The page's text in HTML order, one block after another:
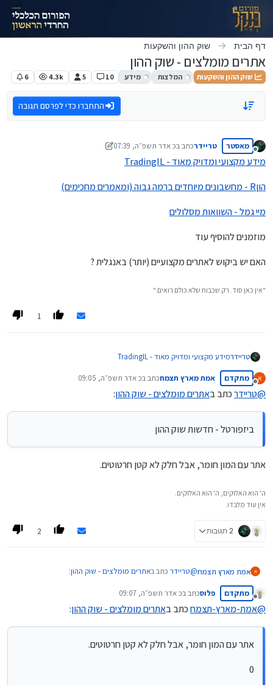
דילוג לתוכן
דף הבית שוק ההון והשקעות
אתרים מומלצים - שוק ההון
שוק ההון והשקעות המלצות מידע 10
5
4.3k
6
התחברו כדי לפרסם תגובה
מנותק
מאסטר טריידרכתב בכ אדר תשפ״ה, 07:39
נערך לאחרונה על ידי טריידר
TradingIL - מידע מקצועי ומדויק מאוד
הוןR - מחשבונים מיוחדים ברמה גבוה (ומאמרים מחכימים)
מיי גמל - השוואות מסלולים
מוזמנים להוסיף עוד
האם יש ביקוש לאתרים מקצועיים (יותר) באנגלית ?
"אין כאן סוד. רק שכבות שלא כולם רואים."
1
טריידרTradingIL - מידע מקצועי ומדויק מאוד
הוןR - מחשבונים מיוחדים ברמה גבוה (ומאמרים מחכימים)
מוזמנים להוסיף עוד
האם יש ביקוש לאתרים מקצועיים (יותר) באנגלית ?
א
מנותק
מתקדם אמת מארץ תצמחכתב בכ אדר תשפ״ה, 09:05
נערך לאחרונה על ידי
@טריידרכתב באתרים מומלצים - שוק ההון:
ביזפורטל - חדשות שוק ההון
אתר עם המון חומר, אבל חלק לא קטן חרטוטים.
ה' הוא האלוקים, ה' הוא האלוקים.
אין עוד מלבדו.
2 תגובות 2
א אמת מארץ תצמח@טריידר כתב באתרים מומלצים - שוק ההון:
ביזפורטל - חדשות שוק ההון
אתר עם המון חומר, אבל חלק לא קטן חרטוטים.
מנותק
מתקדם פלוסכתב בכ אדר תשפ״ה, 09:07
נערך לאחרונה על ידי
@אמת-מארץ-תצמחכתב באתרים מומלצים - שוק ההון:
אתר עם המון חומר, אבל חלק לא קטן חרטוטים.
0